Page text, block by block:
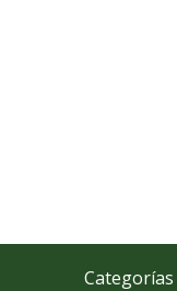
Categorías